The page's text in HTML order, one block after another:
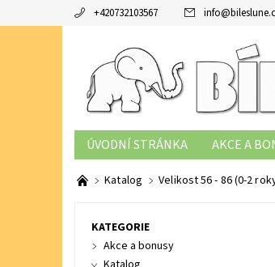
+420732103567 info@
ÚVODNÍ STRÁNKA AKCE A
TABULKY VELIKOSTÍ
Katalog Velikost 56 - 86 (0-2
KATEGORIE
Akce a bonusy